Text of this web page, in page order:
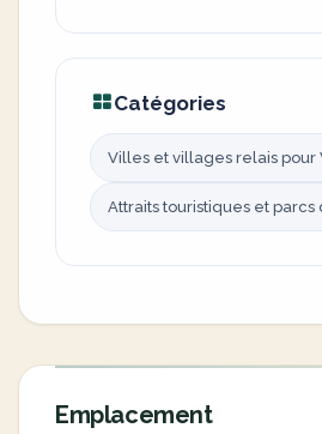
Catégories
Villes et villages relais pour
Attraits touristiques et parcs
Emplacement